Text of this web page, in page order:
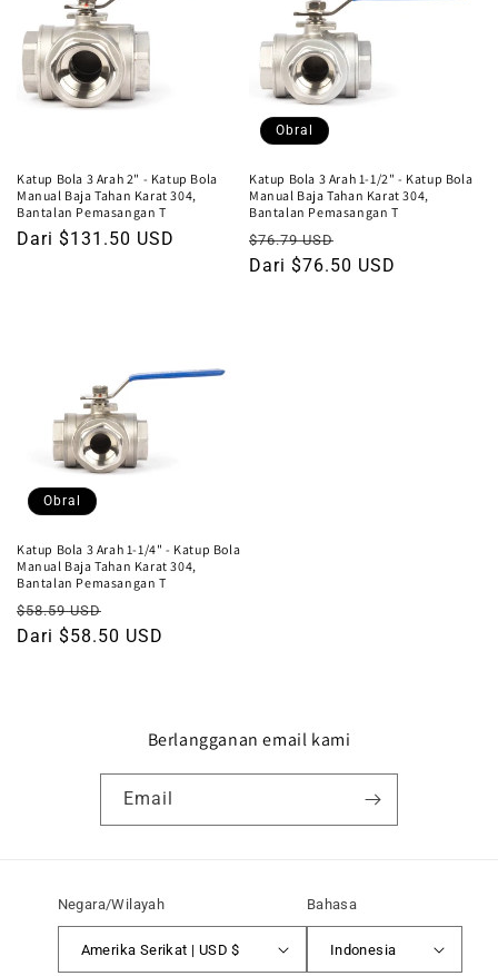
Katup Bola 3 Arah 2" - Katup Bola
Manual Baja Tahan Karat 304,
Bantalan Pemasangan T
Harga
Dari $131.50 USD
Obral
Katup Bola 3 Arah 1-1/2" - Katup Bola
Manual Baja Tahan Karat 304,
Bantalan Pemasangan T
Harga
reguler
$76.79 USD
obral
Dari $76.50 USD
Obral
Katup Bola 3 Arah 1-1/4" - Katup Bola
Manual Baja Tahan Karat 304,
Bantalan Pemasangan T
Harga
reguler
$58.59 USD
obral
Dari $58.50 USD
Berlangganan email kami
Email
Negara/Wilayah
Amerika Serikat | USD $
Bahasa
Indonesia